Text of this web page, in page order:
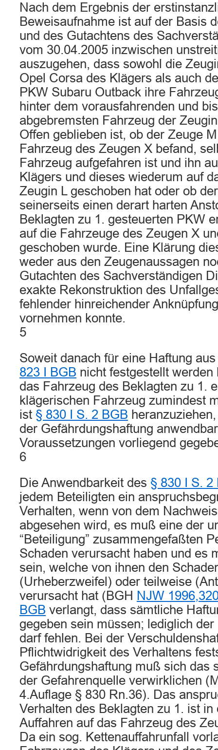
Nach dem Ergebnis der
Beweisaufnahme ist auf der Basis
und des Gutachtens des
vom 30.04.2005 inzwischen
auszugehen, dass sowohl die
Opel Corsa des Klägers als auch
PKW Subaru Outback ihre
hinter dem vorausfahrenden und
abgebremsten Fahrzeug der
Offen geblieben ist, ob der Zeuge
Fahrzeug des Zeugen X befand,
Fahrzeug aufgefahren ist und ihn
Klägers und dieses wiederum auf
Zeugin L geschoben hat oder ob
seinerseits einen derart harten
Beklagten zu 1. gesteuerten PKW
auf die Fahrzeuge des Zeugen X
geschoben wurde. Eine Klärung
weder aus den Zeugenaussagen
Gutachten des Sachverständigen
exakte Rekonstruktion des
fehlender hinreichender
vornehmen konnte.
5
Soweit danach für eine Haftung
823 I BGB nicht festgestellt werden
das Fahrzeug des Beklagten zu 1.
klägerischen Fahrzeug zumindest
ist § 830 I S. 2 BGB
der Gefährdungshaftung
Voraussetzungen vorliegend
6
Die Anwendbarkeit des § 830 I S. 2
jedem Beteiligten ein
Verhalten, wenn von dem
abgesehen wird, es muß eine der
“Beteiligung” zusammengefaßten
Schaden verursacht haben und es
sein, welche von ihnen den
(Urheberzweifel) oder teilweise
verursacht hat (BGH NJW
BGB verlangt, dass sämtliche
gegeben sein müssen; lediglich
darf fehlen. Bei der
Pflichtwidrigkeit des Verhaltens
Gefährdungshaftung muß sich das
der Gefahrenquelle verwirklichen
4.Auflage § 830 Rn.36). Das
Verhalten des Beklagten zu 1. ist
Auffahren auf das Fahrzeug des
Da ein sog. Kettenauffahrunfall